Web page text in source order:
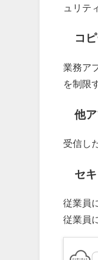
ュリテ
コ
業務ア
を制限
他
受信し
セ
従業員
従業員